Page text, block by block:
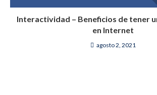
Interactividad – Beneficios de tener
en Internet
agosto 2, 2021